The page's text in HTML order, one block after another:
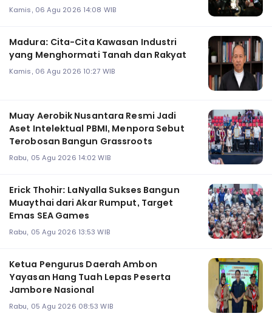
Kamis, 06 Agu 2026 14:08 WIB
Madura: Cita-Cita Kawasan Industri
yang Menghormati Tanah dan Rakyat
Kamis, 06 Agu 2026 10:27 WIB
Muay Aerobik Nusantara Resmi Jadi
Aset Intelektual PBMI, Menpora Sebut
Terobosan Bangun Grassroots
Rabu, 05 Agu 2026 14:02 WIB
Erick Thohir: LaNyalla Sukses Bangun
Muaythai dari Akar Rumput, Target
Emas SEA Games
Rabu, 05 Agu 2026 13:53 WIB
Ketua Pengurus Daerah Ambon
Yayasan Hang Tuah Lepas Peserta
Jambore Nasional
Rabu, 05 Agu 2026 08:53 WIB